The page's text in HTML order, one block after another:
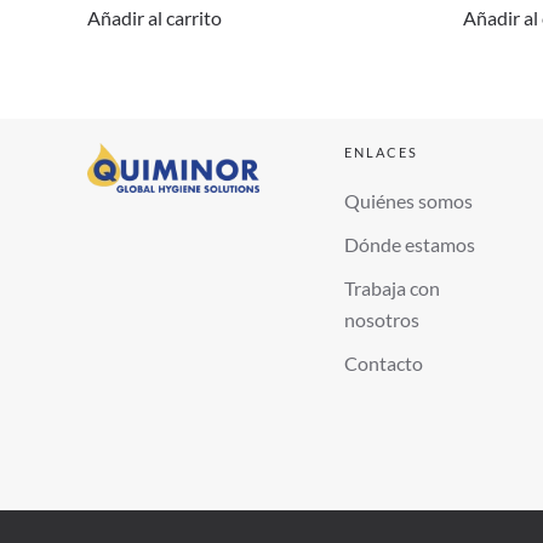
Añadir al carrito Añadir
ENLACES
Quiénes somos
Dónde estamos
Trabaja con
nosotros
Contacto